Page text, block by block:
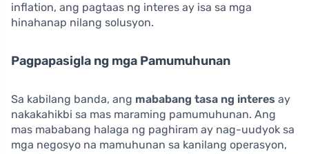
inflation, ang pagtaas ng interes ay isa sa mga
hinahanap nilang solusyon.
Pagpapasigla ng mga Pamumuhunan
Sa kabilang banda, ang mababang tasa ng interes ay
nakakahikbi sa mas maraming pamumuhunan. Ang
mas mababang halaga ng paghiram ay nag-uudyok sa
mga negosyo na mamuhunan sa kanilang operasyon,